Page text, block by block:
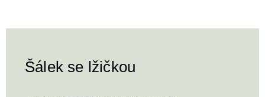
Šálek se lžičkou